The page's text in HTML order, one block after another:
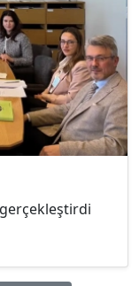
gerçekleştirdi